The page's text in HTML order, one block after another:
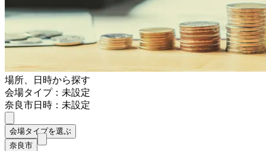
場所、日時から探す
会場タイプ：未設定
奈良市日時：未設定
会場タイプを選ぶ
奈良市